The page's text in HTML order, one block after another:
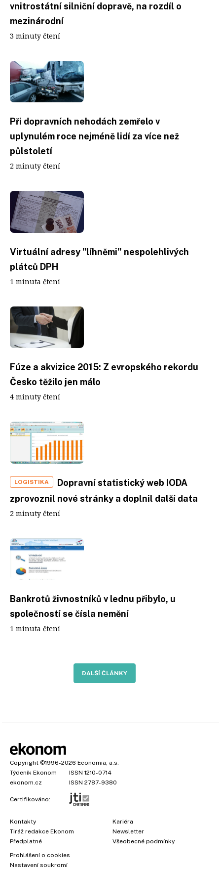
vnitrostátní silniční dopravě, na rozdíl o
mezinárodní
3 minuty čtení
Při dopravních nehodách zemřelo v
uplynulém roce nejméně lidí za více než
půlstoletí
2 minuty čtení
Virtuální adresy "líhněmi" nespolehlivých
plátců DPH
1 minuta čtení
Fúze a akvizice 2015: Z evropského rekordu
Česko těžilo jen málo
4 minuty čtení
LOGISTIKA
Dopravní statistický web IODA
zprovoznil nové stránky a doplnil další data
2 minuty čtení
Bankrotů živnostníků v lednu přibylo, u
společností se čísla nemění
1 minuta čtení
DALŠÍ ČLÁNKY
Copyright ©1996-2026 Economia, a.s.
Týdeník Ekonom
ISSN 1210-0714
ekonom.cz
ISSN 2787-9380
Certifikováno:
Kontakty
Tiráž redakce Ekonom
Předplatné
Kariéra
Newsletter
Všeobecné podmínky
Prohlášení o cookies
Nastavení soukromí